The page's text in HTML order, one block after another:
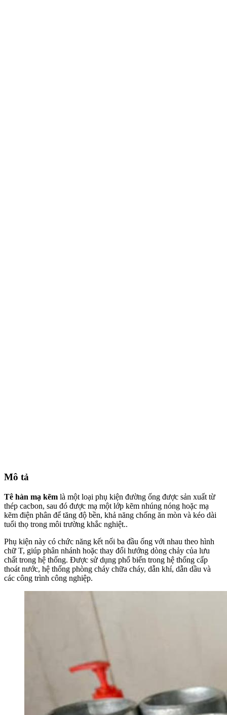
Mô tả
Tê hàn mạ kẽm là một loại phụ kiện đường ống được sản xuất từ
thép cacbon, sau đó được mạ một lớp kẽm nhúng nóng hoặc mạ
kẽm điện phân để tăng độ bền, khả năng chống ăn mòn và kéo dài
tuổi thọ trong môi trường khắc nghiệt..
Phụ kiện này có chức năng kết nối ba đầu ống với nhau theo hình
chữ T, giúp phân nhánh hoặc thay đổi hướng dòng chảy của lưu
chất trong hệ thống. Được sử dụng phổ biến trong hệ thống cấp
thoát nước, hệ thống phòng cháy chữa cháy, dẫn khí, dẫn dầu và
các công trình công nghiệp.